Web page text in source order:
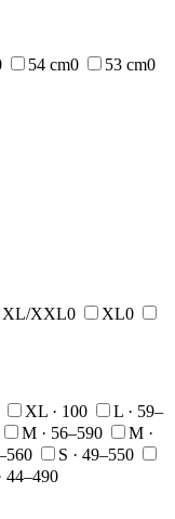
54 cm0 53 cm0
XL/XXL0 XL0
XL · 100
L · 59–
M · 56–590
M ·
0 S · 49–550
44–490